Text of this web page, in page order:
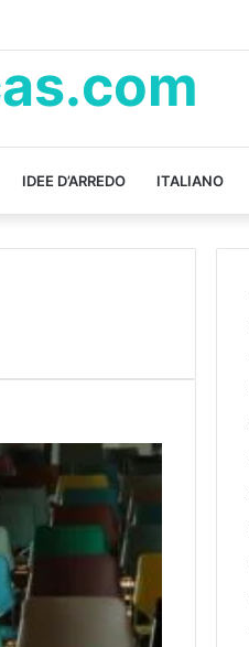
IDEE D’ARREDO ITALIANO